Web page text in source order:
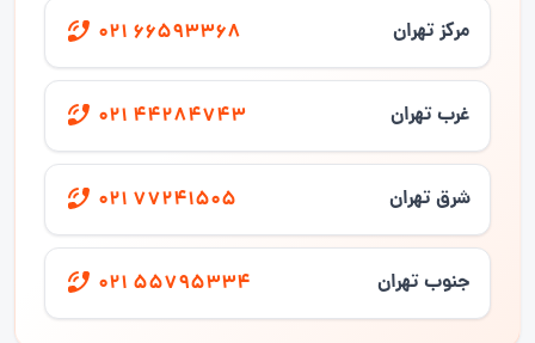
مرکز تهران 021 66593368
غرب تهران 021 44284743
شرق تهران 021 77241505
جنوب تهران 021 55795334